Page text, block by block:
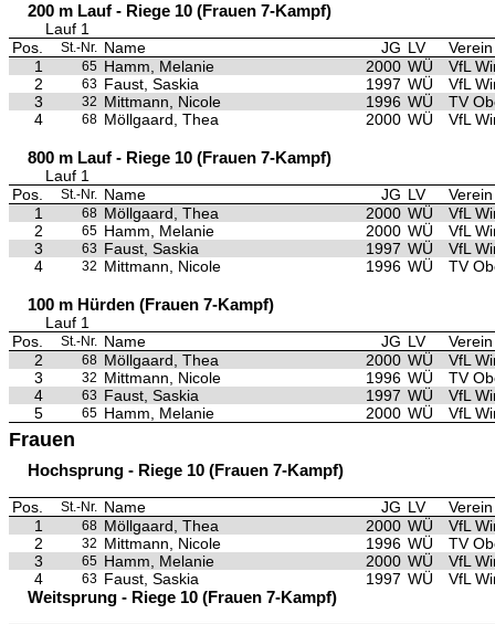
200 m Lauf - Riege 10 (Frauen 7-Kampf)
Lauf 1
Pos.
St.-Nr. Name JG LV
Verein
1
65 Hamm, Melanie 2000 WÜ
VfL
2
63 Faust, Saskia 1997 WÜ
VfL
3
32 Mittmann, Nicole 1996 WÜ
TV
4
68 Möllgaard, Thea 2000 WÜ VfL
800 m Lauf - Riege 10 (Frauen 7-Kampf)
Lauf 1
Pos.
St.-Nr. Name JG LV
Verein
1
68 Möllgaard, Thea 2000 WÜ
VfL
2
65 Hamm, Melanie 2000 WÜ
VfL
3
63 Faust, Saskia 1997 WÜ
VfL
4
32 Mittmann, Nicole 1996 WÜ TV
100 m Hürden (Frauen 7-Kampf)
Lauf 1
Pos.
St.-Nr. Name JG LV
Verein
2
68 Möllgaard, Thea 2000 WÜ
VfL
3
32 Mittmann, Nicole 1996 WÜ
TV
4
63 Faust, Saskia 1997 WÜ
VfL
5
65 Hamm, Melanie 2000 WÜ VfL
Frauen
Hochsprung - Riege 10 (Frauen 7-Kampf)
Pos. St.-Nr. Name JG LV
Verein
1
68 Möllgaard, Thea 2000 WÜ
VfL
2
32 Mittmann, Nicole 1996 WÜ
TV
3
65 Hamm, Melanie 2000 WÜ
VfL
4
63 Faust, Saskia 1997 WÜ VfL
Weitsprung - Riege 10 (Frauen 7-Kampf)